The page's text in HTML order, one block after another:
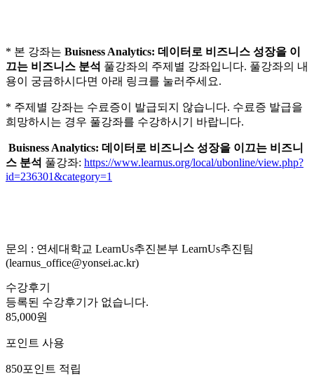
* 본 강좌는 Buisness Analytics: 데이터로 비즈니스 성장을 이
끄는 비즈니스 분석 풀강좌의 주제별 강좌입니다. 풀강좌의 내
용이 궁금하시다면 아래 링크를 눌러주세요.
* 주제별 강좌는 수료증이 발급되지 않습니다. 수료증 발급을
희망하시는 경우 풀강좌를 수강하시기 바랍니다.
Buisness Analytics: 데이터로 비즈니스 성장을 이끄는 비즈니
스 분석 풀강좌: https://www.learnus.org/local/ubonline/view.php?
id=236301&category=1
문의 : 연세대학교 LearnUs추진본부 LearnUs추진팀
(learnus_office@yonsei.ac.kr)
수강후기
등록된 수강후기가 없습니다.
85,000원
포인트 사용
850포인트 적립